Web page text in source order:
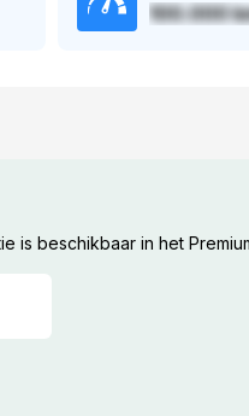
100.000
is beschikbaar in het